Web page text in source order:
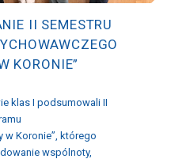
II SEMESTRU
KORONIE”
klas I podsumowali II
w Koronie”, którego
wspólnoty,